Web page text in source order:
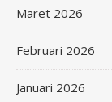
Maret 2026
Februari 2026
Januari 2026